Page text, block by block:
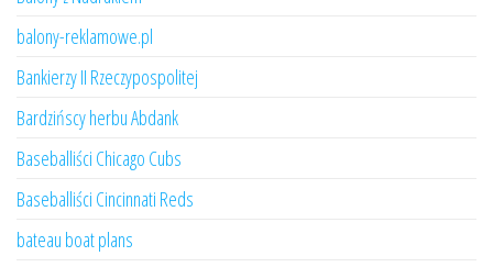
balony-reklamowe.pl
Bankierzy II Rzeczypospolitej
Bardzińscy herbu Abdank
Baseballiści Chicago Cubs
Baseballiści Cincinnati Reds
bateau boat plans